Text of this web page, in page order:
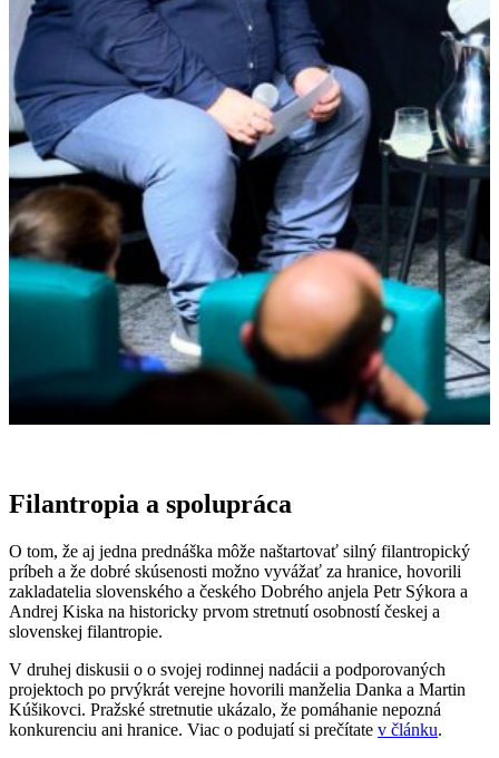
Filantropia a spolupráca
O tom, že aj jedna prednáška môže naštartovať silný filantropický
príbeh a že dobré skúsenosti možno vyvážať za hranice, hovorili
zakladatelia slovenského a českého Dobrého anjela Petr Sýkora a
Andrej Kiska na historicky prvom stretnutí osobností českej a
slovenskej filantropie.
V druhej diskusii o o svojej rodinnej nadácii a podporovaných
projektoch po prvýkrát verejne hovorili manželia Danka a Martin
Kúšikovci. Pražské stretnutie ukázalo, že pomáhanie nepozná
konkurenciu ani hranice. Viac o podujatí si prečítate v článku.